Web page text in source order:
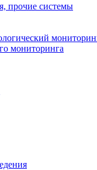
прочие системы
мониторинга